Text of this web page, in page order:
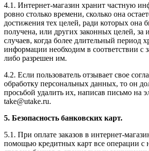
4.1. Интернет-магазин хранит частную
ровно столько времени, сколько она
достижения тех целей, ради которых она
получена, или других законных целей, за
случаев, когда более длительный период
информации необходим в соответствии с
либо разрешен им.
4.2. Если пользователь отзывает свое
обработку персональных данных, то он
просьбой удалить их, написав письмо на
take@utake.ru.
5. Безопасность банковских карт.
5.1. При оплате заказов в интернет-
помощью кредитных карт все операции с